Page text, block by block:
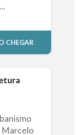
CHEGAR
Marcelo